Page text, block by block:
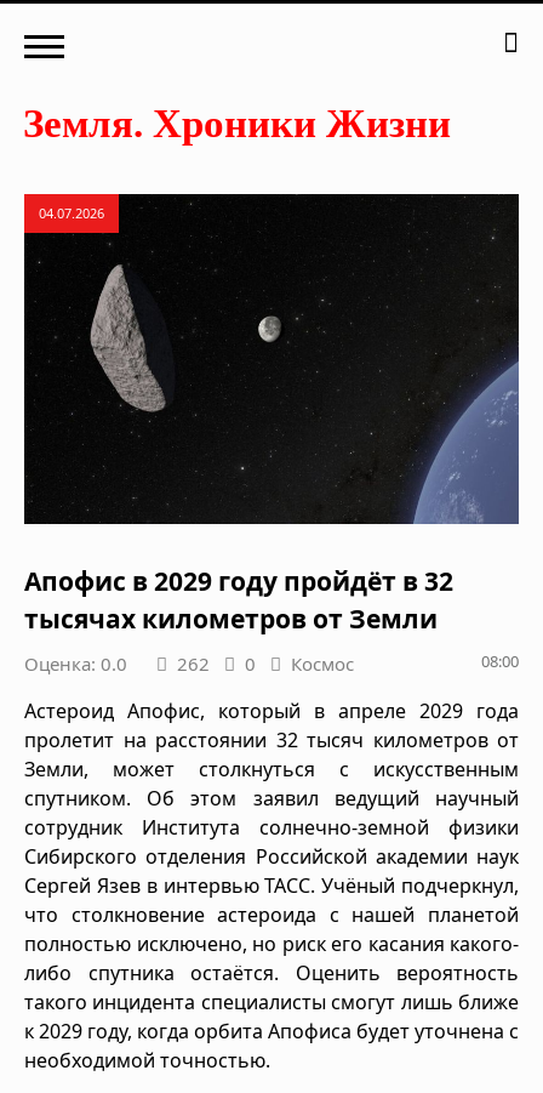
04.07.2026
Апофис в 2029 году пройдёт в 32
тысячах километров от Земли
Оценка: 0.0 262 0 Космос 08:00
Астероид Апофис, который в апреле 2029 года
пролетит на расстоянии 32 тысяч километров от
Земли, может столкнуться с искусственным
спутником. Об этом заявил ведущий научный
сотрудник Института солнечно-земной физики
Сибирского отделения Российской академии наук
Сергей Язев в интервью ТАСС. Учёный подчеркнул,
что столкновение астероида с нашей планетой
полностью исключено, но риск его касания какого-
либо спутника остаётся. Оценить вероятность
такого инцидента специалисты смогут лишь ближе
к 2029 году, когда орбита Апофиса будет уточнена с
необходимой точностью.